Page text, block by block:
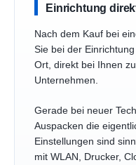
Einrichtung
Nach dem Kauf bei
Sie bei der
Ort, direkt bei Ihnen
Unternehmen.
Gerade bei neuer
Auspacken die
Einstellungen sind
mit WLAN, Drucker,